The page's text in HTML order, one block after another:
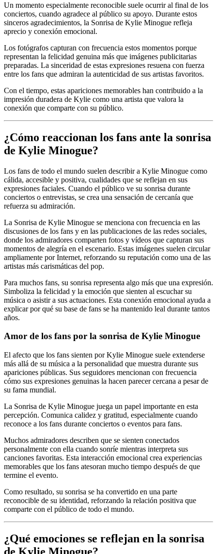
Un momento especialmente reconocible suele ocurrir al final de los
conciertos, cuando agradece al público su apoyo. Durante estos
sinceros agradecimientos, la Sonrisa de Kylie Minogue refleja
aprecio y conexión emocional.
Los fotógrafos capturan con frecuencia estos momentos porque
representan la felicidad genuina más que imágenes publicitarias
preparadas. La sinceridad de estas expresiones resuena con fuerza
entre los fans que admiran la autenticidad de sus artistas favoritos.
Con el tiempo, estas apariciones memorables han contribuido a la
impresión duradera de Kylie como una artista que valora la
conexión que comparte con su público.
¿Cómo reaccionan los fans ante la sonrisa
de Kylie Minogue?
Los fans de todo el mundo suelen describir a Kylie Minogue como
cálida, accesible y positiva, cualidades que se reflejan en sus
expresiones faciales. Cuando el público ve su sonrisa durante
conciertos o entrevistas, se crea una sensación de cercanía que
refuerza su admiración.
La Sonrisa de Kylie Minogue se menciona con frecuencia en las
discusiones de los fans y en las publicaciones de las redes sociales,
donde los admiradores comparten fotos y vídeos que capturan sus
momentos de alegría en el escenario. Estas imágenes suelen circular
ampliamente por Internet, reforzando su reputación como una de las
artistas más carismáticas del pop.
Para muchos fans, su sonrisa representa algo más que una expresión.
Simboliza la felicidad y la emoción que sienten al escuchar su
música o asistir a sus actuaciones. Esta conexión emocional ayuda a
explicar por qué su base de fans se ha mantenido leal durante tantos
años.
Amor de los fans por la sonrisa de Kylie Minogue
El afecto que los fans sienten por Kylie Minogue suele extenderse
más allá de su música a la personalidad que muestra durante sus
apariciones públicas. Sus seguidores mencionan con frecuencia
cómo sus expresiones genuinas la hacen parecer cercana a pesar de
su fama mundial.
La Sonrisa de Kylie Minogue juega un papel importante en esta
percepción. Comunica calidez y gratitud, especialmente cuando
reconoce a los fans durante conciertos o eventos para fans.
Muchos admiradores describen que se sienten conectados
personalmente con ella cuando sonríe mientras interpreta sus
canciones favoritas. Esta interacción emocional crea experiencias
memorables que los fans atesoran mucho tiempo después de que
termine el evento.
Como resultado, su sonrisa se ha convertido en una parte
reconocible de su identidad, reforzando la relación positiva que
comparte con el público de todo el mundo.
¿Qué emociones se reflejan en la sonrisa